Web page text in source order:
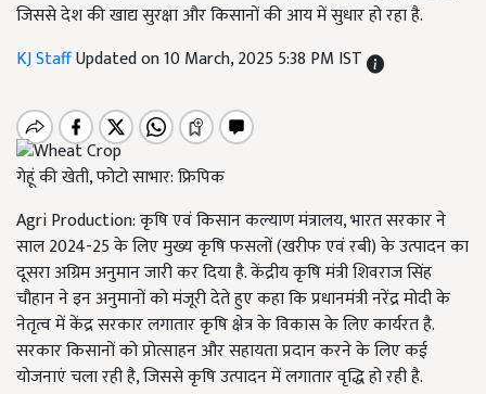
जिससे देश की खाद्य सुरक्षा और किसानों की आय में सुधार हो रहा है.
KJ StaffUpdated on 10 March, 2025 5:38 PM IST
गेहूं की खेती, फोटो साभार: फ्रिपिक
Agri Production: कृषि एवं किसान कल्याण मंत्रालय, भारत सरकार ने
साल 2024-25 के लिए मुख्य कृषि फसलों (खरीफ एवं रबी) के उत्पादन का
दूसरा अग्रिम अनुमान जारी कर दिया है. केंद्रीय कृषि मंत्री शिवराज सिंह
चौहान ने इन अनुमानों को मंजूरी देते हुए कहा कि प्रधानमंत्री नरेंद्र मोदी के
नेतृत्व में केंद्र सरकार लगातार कृषि क्षेत्र के विकास के लिए कार्यरत है.
सरकार किसानों को प्रोत्साहन और सहायता प्रदान करने के लिए कई
योजनाएं चला रही है, जिससे कृषि उत्पादन में लगातार वृद्धि हो रही है.